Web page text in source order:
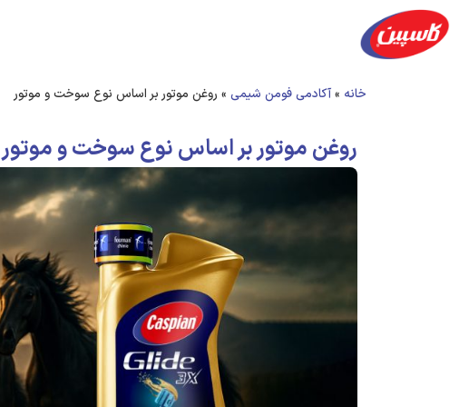
خانه »آکادمی فومن شیمی » روغن موتور بر اساس نوع سوخت و موتور
روغن موتور بر اساس نوع سوخت و موتور